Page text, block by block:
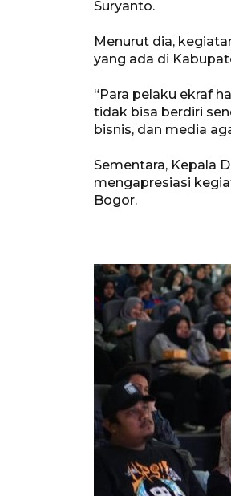
Suryanto.
Menurut dia,
yang ada di
“Para pelaku ekraf
tidak bisa berdiri
bisnis, dan media
Sementara, Kepala
mengapresiasi
Bogor.